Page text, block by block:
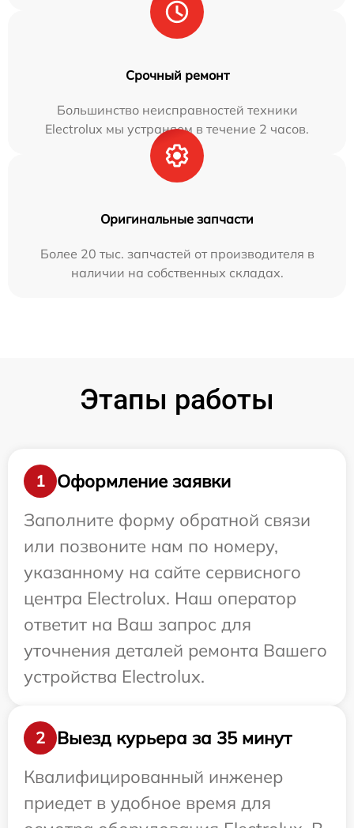
Срочный ремонт
Большинство неисправностей техники
Electrolux мы устраняем в течение 2 часов.
Оригинальные запчасти
Более 20 тыс. запчастей от производителя в
наличии на собственных складах.
Этапы работы
1
Оформление заявки
Заполните форму обратной связи
или позвоните нам по номеру,
указанному на сайте сервисного
центра Electrolux. Наш оператор
ответит на Ваш запрос для
уточнения деталей ремонта Вашего
устройства Electrolux.
2
Выезд курьера за 35 минут
Квалифицированный инженер
приедет в удобное время для